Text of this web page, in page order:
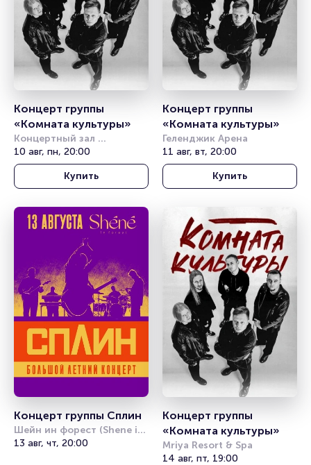
Концерт группы
«Комната культуры»
Концертный зал
Фестивальный
10 авг, пн, 20:00
Купить
Концерт группы
«Комната культуры»
Геленджик Арена
11 авг, вт, 20:00
Купить
Концерт группы Сплин
Шейн ин форест (Shene in
forest)
13 авг, чт, 20:00
Концерт группы
«Комната культуры»
Mriya Resort & Spa
14 авг, пт, 19:00